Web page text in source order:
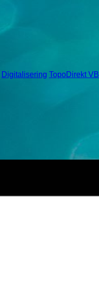
Digitalisering TopoDirekt VB